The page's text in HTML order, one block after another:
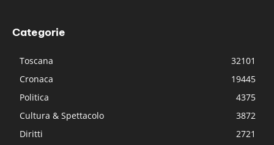
Categorie
Toscana
32101
Cronaca
19445
Politica
4375
Cultura & Spettacolo
3872
Diritti
2721